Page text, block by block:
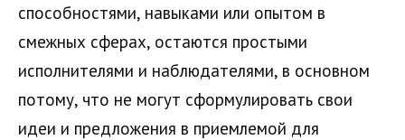
способностями, навыками или опытом в
смежных сферах, остаются простыми
исполнителями и наблюдателями, в основном
потому, что не могут сформулировать свои
идеи и предложения в приемлемой для